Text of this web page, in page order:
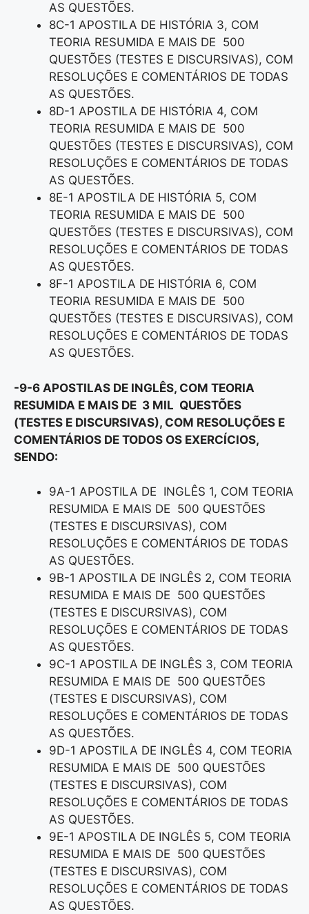
AS QUESTÕES.
8C-1 APOSTILA DE HISTÓRIA 3, COM
TEORIA RESUMIDA E MAIS DE 500
QUESTÕES (TESTES E DISCURSIVAS), COM
RESOLUÇÕES E COMENTÁRIOS DE TODAS
AS QUESTÕES.
8D-1 APOSTILA DE HISTÓRIA 4, COM
TEORIA RESUMIDA E MAIS DE 500
QUESTÕES (TESTES E DISCURSIVAS), COM
RESOLUÇÕES E COMENTÁRIOS DE TODAS
AS QUESTÕES.
8E-1 APOSTILA DE HISTÓRIA 5, COM
TEORIA RESUMIDA E MAIS DE 500
QUESTÕES (TESTES E DISCURSIVAS), COM
RESOLUÇÕES E COMENTÁRIOS DE TODAS
AS QUESTÕES.
8F-1 APOSTILA DE HISTÓRIA 6, COM
TEORIA RESUMIDA E MAIS DE 500
QUESTÕES (TESTES E DISCURSIVAS), COM
RESOLUÇÕES E COMENTÁRIOS DE TODAS
AS QUESTÕES.
-9-6 APOSTILAS DE INGLÊS, COM TEORIA
RESUMIDA E MAIS DE 3 MIL QUESTÕES
(TESTES E DISCURSIVAS), COM RESOLUÇÕES E
COMENTÁRIOS DE TODOS OS EXERCÍCIOS,
SENDO:
9A-1 APOSTILA DE INGLÊS 1, COM TEORIA
RESUMIDA E MAIS DE 500 QUESTÕES
(TESTES E DISCURSIVAS), COM
RESOLUÇÕES E COMENTÁRIOS DE TODAS
AS QUESTÕES.
9B-1 APOSTILA DE INGLÊS 2, COM TEORIA
RESUMIDA E MAIS DE 500 QUESTÕES
(TESTES E DISCURSIVAS), COM
RESOLUÇÕES E COMENTÁRIOS DE TODAS
AS QUESTÕES.
9C-1 APOSTILA DE INGLÊS 3, COM TEORIA
RESUMIDA E MAIS DE 500 QUESTÕES
(TESTES E DISCURSIVAS), COM
RESOLUÇÕES E COMENTÁRIOS DE TODAS
AS QUESTÕES.
9D-1 APOSTILA DE INGLÊS 4, COM TEORIA
RESUMIDA E MAIS DE 500 QUESTÕES
(TESTES E DISCURSIVAS), COM
RESOLUÇÕES E COMENTÁRIOS DE TODAS
AS QUESTÕES.
9E-1 APOSTILA DE INGLÊS 5, COM TEORIA
RESUMIDA E MAIS DE 500 QUESTÕES
(TESTES E DISCURSIVAS), COM
RESOLUÇÕES E COMENTÁRIOS DE TODAS
AS QUESTÕES.